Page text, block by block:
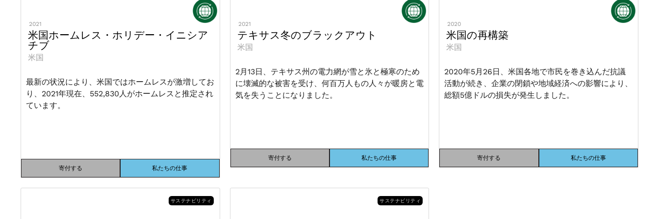
2021
米国ホームレス・ホリデー・イニシア
チブ
米国
最新の状況により、米国ではホームレスが激増してお
り、2021年現在、552,830人がホームレスと推定され
ています。
寄付する 私たちの仕事
2021
テキサス冬のブラックアウト
米国
2月13日、テキサス州の電力網が雪と氷と極寒のため
に壊滅的な被害を受け、何百万人もの人々が暖房と電
気を失うことになりました。
寄付する 私たちの仕事
2020
米国の再構築
米国
2020年5月26日、米国各地で市民を巻き込んだ抗議
活動が続き、企業の閉鎖や地域経済への影響により、
総額5億ドルの損失が発生しました。
寄付する 私たちの仕事
サステナビリティ サステナビリティ